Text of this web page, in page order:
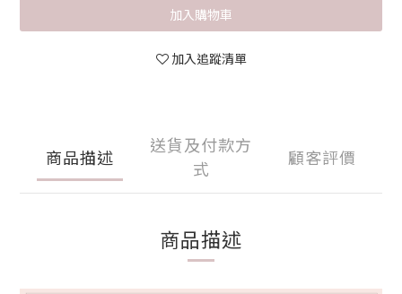
加入購物車
加入追蹤清單
商品描述
送貨及付款方
式
顧客評價
商品描述